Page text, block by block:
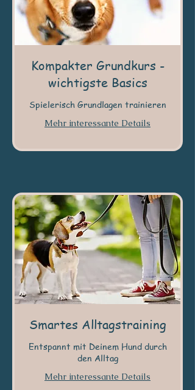
Kompakter Grundkurs -
wichtigste Basics
Spielerisch Grundlagen trainieren
Mehr interessante Details
Smartes Alltagstraining
Entspannt mit Deinem Hund durch
den Alltag
Mehr interessante Details